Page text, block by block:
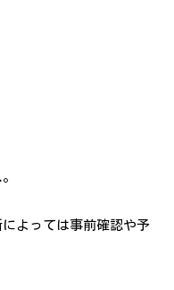
よっては事前確認や予